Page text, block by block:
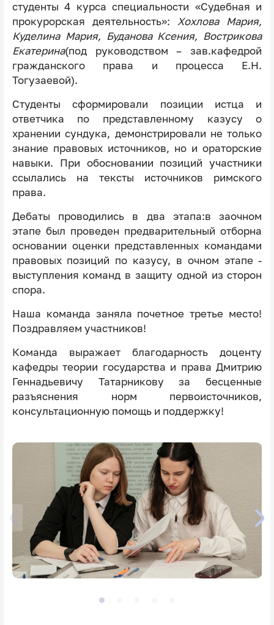
студенты 4 курса специальности «Судебная и
прокурорская деятельность»:Хохлова Мария,
Куделина Мария, Буданова Ксения, Вострикова
Екатерина(под руководством – зав.кафедрой
гражданского права и процесса Е.Н.
Тогузаевой).
Студенты сформировали позиции истца и
ответчика по представленному казусу о
хранении сундука, демонстрировали не только
знание правовых источников, но и ораторские
навыки. При обосновании позиций участники
ссылались на тексты источников римского
права.
Дебаты проводились в два этапа:в заочном
этапе был проведен предварительный отборна
основании оценки представленных командами
правовых позиций по казусу, в очном этапе -
выступления команд в защиту одной из сторон
спора.
Наша команда заняла почетное третье место!
Поздравляем участников!
Команда выражает благодарность доценту
кафедры теории государства и права Дмитрию
Геннадьевичу Татарникову за бесценные
разъяснения норм первоисточников,
консультационную помощь и поддержку!